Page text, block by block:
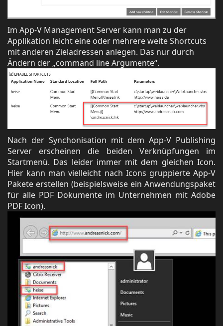
Im App-V Management Server kann man zu der
Applikation leicht eine oder mehrere weite Shortcuts
mit anderen Zieladressen anlegen. Das nur durch
Ändern der „command line Argumente“.
Nach der Synchonisation mit dem App-V Publishing
Server erscheinen die beiden Verknüpfungen im
Startmenü. Das leider immer mit dem gleichen Icon.
Hier kann man vielleicht nach Icons gruppierte App-V
Pakete erstellen (beispielsweise ein Anwendungspaket
für alle PDF Dokumente im Unternehmen mit Adobe
PDF Icon).